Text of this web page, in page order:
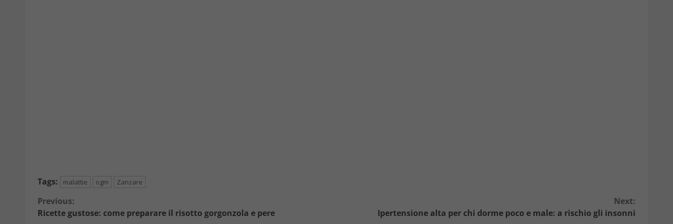
Tags: malattie ogm Zanzare
Continue
Previous:
Ricette gustose: come preparare il risotto gorgonzola e pere
Next:
Ipertensione alta per chi dorme poco e male: a rischio gli insonni